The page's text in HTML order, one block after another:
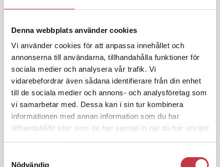
Denna webbplats använder cookies
Vi använder cookies för att anpassa innehållet och
annonserna till användarna, tillhandahålla funktioner för
sociala medier och analysera vår trafik. Vi
vidarebefordrar även sådana identifierare från din enhet
till de sociala medier och annons- och analysföretag som
vi samarbetar med. Dessa kan i sin tur kombinera
informationen med annan information som du har
tillhandahållit eller som de har samlat in när du har använt
Nödvändig
Klart: Ingångslönen höjs med 2 300
4 juni 2026
Insändare:Miljoner i sjön –
polisaspiranter underkänns på
godtyckliga grunder
– nu ska han lära sig grunderna